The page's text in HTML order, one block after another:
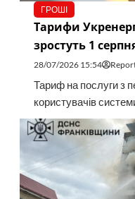
ГРОШІ
Тарифи
зростуть 1
28/07/2026 15:54
Тариф на послуги з
користувачів